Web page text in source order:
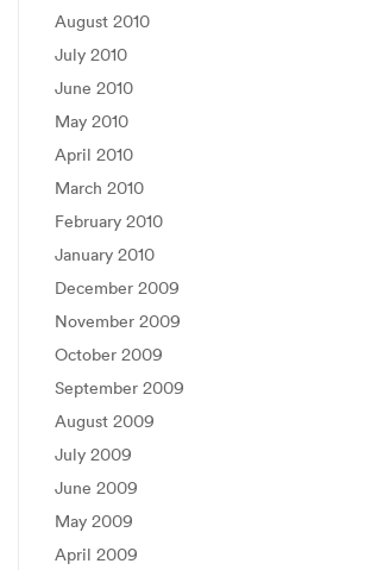
August 2010
July 2010
June 2010
May 2010
April 2010
March 2010
February 2010
January 2010
December 2009
November 2009
October 2009
September 2009
August 2009
July 2009
June 2009
May 2009
April 2009